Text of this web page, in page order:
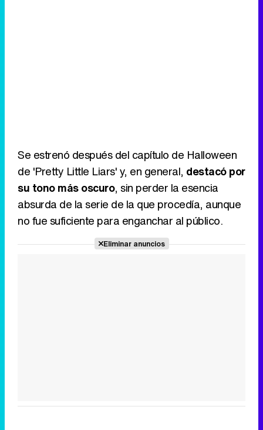
Se estrenó después del capítulo de Halloween
de 'Pretty Little Liars' y, en general, destacó por
su tono más oscuro, sin perder la esencia
absurda de la serie de la que procedía, aunque
no fue suficiente para enganchar al público.
Eliminar anuncios